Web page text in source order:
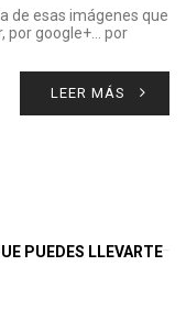
de esas imágenes que
por google+… por
LEER MÁS
PUEDES LLEVARTE